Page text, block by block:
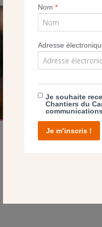
SEUL VOTRE
NOUS PERMET
Nom*
Adresse
Je souhaite
Chantiers du
Je m’inscris !